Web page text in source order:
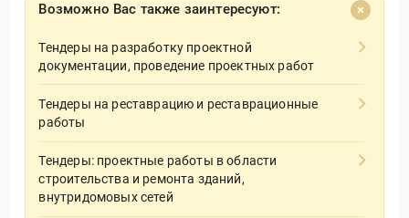
Возможно Вас также заинтересуют:
Тендеры на разработку проектной
документации, проведение проектных работ
Тендеры на реставрацию и реставрационные
работы
Тендеры: проектные работы в области
строительства и ремонта зданий,
внутридомовых сетей